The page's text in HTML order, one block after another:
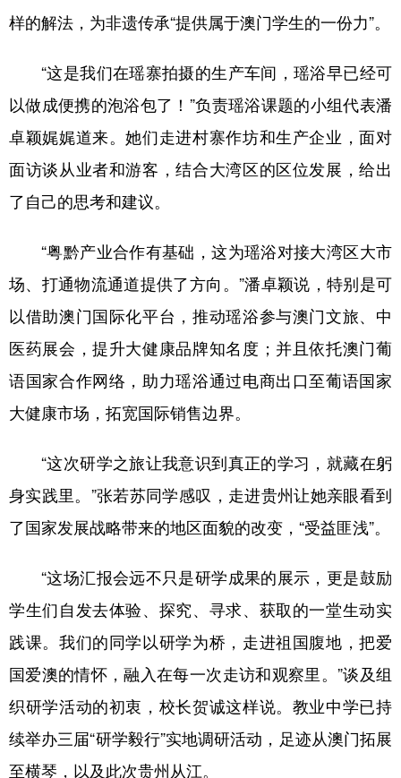
样的解法，为非遗传承“提供属于澳门学生的一份力”。
“这是我们在瑶寨拍摄的生产车间，瑶浴早已经可
以做成便携的泡浴包了！”负责瑶浴课题的小组代表潘
卓颖娓娓道来。她们走进村寨作坊和生产企业，面对
面访谈从业者和游客，结合大湾区的区位发展，给出
了自己的思考和建议。
“粤黔产业合作有基础，这为瑶浴对接大湾区大市
场、打通物流通道提供了方向。”潘卓颖说，特别是可
以借助澳门国际化平台，推动瑶浴参与澳门文旅、中
医药展会，提升大健康品牌知名度；并且依托澳门葡
语国家合作网络，助力瑶浴通过电商出口至葡语国家
大健康市场，拓宽国际销售边界。
“这次研学之旅让我意识到真正的学习，就藏在躬
身实践里。”张若苏同学感叹，走进贵州让她亲眼看到
了国家发展战略带来的地区面貌的改变，“受益匪浅”。
“这场汇报会远不只是研学成果的展示，更是鼓励
学生们自发去体验、探究、寻求、获取的一堂生动实
践课。我们的同学以研学为桥，走进祖国腹地，把爱
国爱澳的情怀，融入在每一次走访和观察里。”谈及组
织研学活动的初衷，校长贺诚这样说。教业中学已持
续举办三届“研学毅行”实地调研活动，足迹从澳门拓展
至横琴，以及此次贵州从江。